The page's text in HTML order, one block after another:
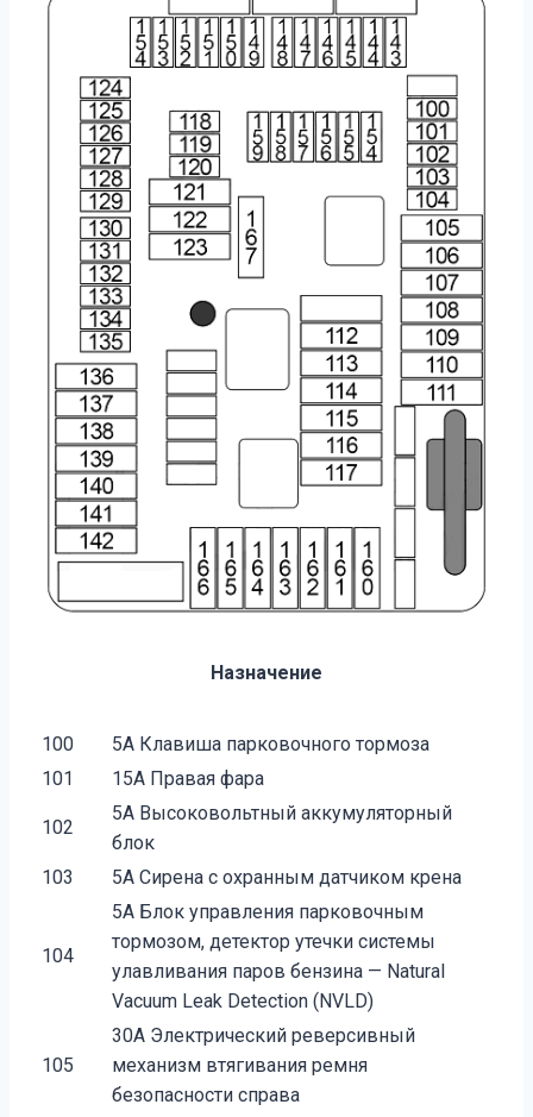
Назначение
100
5A Клавиша парковочного тормоза
101
15A Правая фара
102
5A Высоковольтный аккумуляторный
блок
103
5A Сирена с охранным датчиком крена
104
5A Блок управления парковочным
тормозом, детектор утечки системы
улавливания паров бензина — Natural
Vacuum Leak Detection (NVLD)
105
30A Электрический реверсивный
механизм втягивания ремня
безопасности справа